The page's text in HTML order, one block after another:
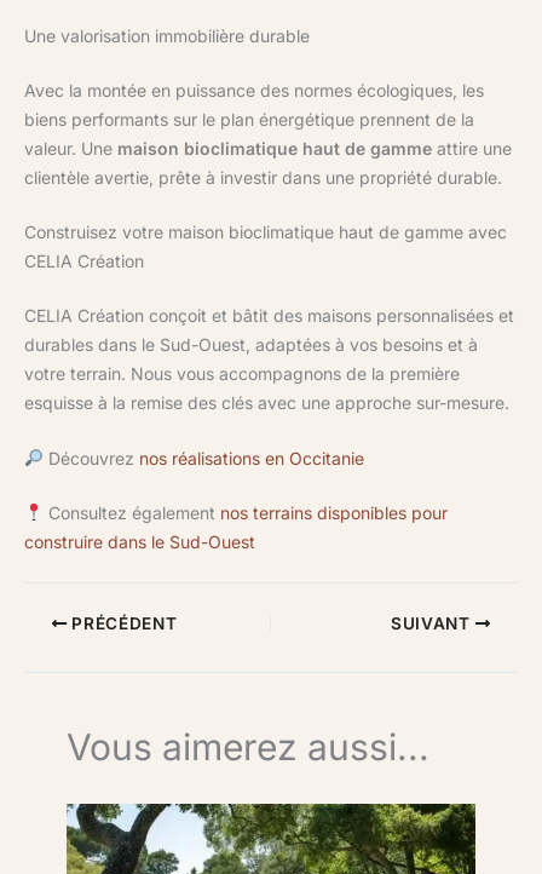
Une valorisation immobilière durable
Avec la montée en puissance des normes écologiques, les
biens performants sur le plan énergétique prennent de la
valeur. Une maison bioclimatique haut de gamme attire une
clientèle avertie, prête à investir dans une propriété durable.
Construisez votre maison bioclimatique haut de gamme avec
CELIA Création
CELIA Création conçoit et bâtit des maisons personnalisées et
durables dans le Sud-Ouest, adaptées à vos besoins et à
votre terrain. Nous vous accompagnons de la première
esquisse à la remise des clés avec une approche sur-mesure.
Découvrez nos réalisations en Occitanie
Consultez également nos terrains disponibles pour
construire dans le Sud-Ouest
PRÉCÉDENT SUIVANT
Vous aimerez aussi...